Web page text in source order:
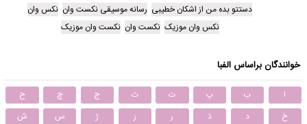
دستتو بده من از اشکان خطیبی رسانه موسیقی نکست وان نکس وان
نکس وان موزیک نکست وان نکست وان موزیک
خوانندگان براساس الفبا
ا ب پ ت ث ج چ
ح
خ
د ذ ر ز ژ س
ش